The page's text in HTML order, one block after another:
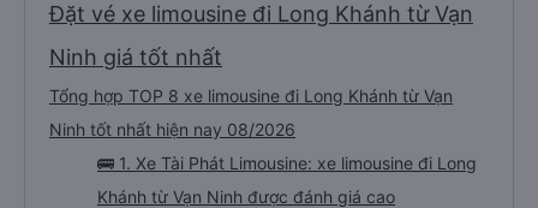
Đặt vé xe limousine đi Long Khánh từ Vạn
Ninh giá tốt nhất
Tổng hợp TOP 8 xe limousine đi Long Khánh từ Vạn
Ninh tốt nhất hiện nay 08/2026
🚌 1. Xe Tài Phát Limousine: xe limousine đi Long
Khánh từ Vạn Ninh được đánh giá cao